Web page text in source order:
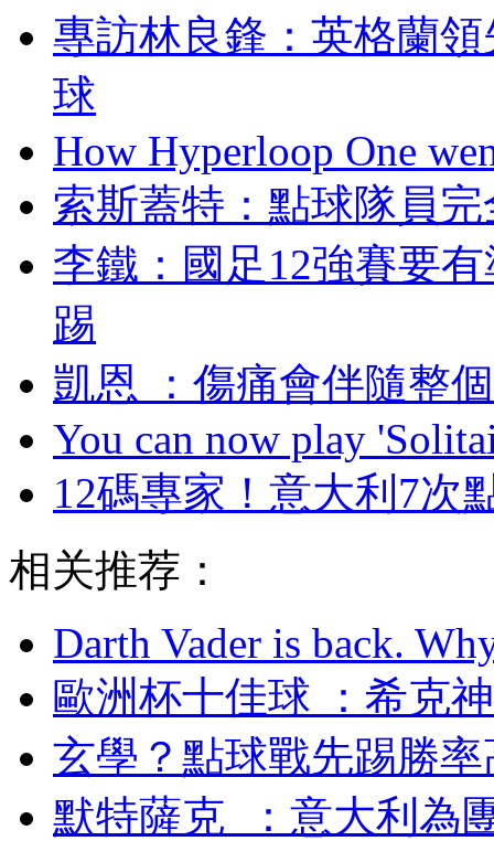
專訪林良鋒：英格
球
How Hyperloop One
索斯蓋特 ：點球隊
李鐵：國足12強賽
踢
凱恩 ：傷痛會伴隨
You can now play
12碼專家！意大利
相关推荐：
Darth Vader is back.
歐洲杯十佳球 ：希
玄學？點球戰先踢
默特薩克  ：意大利